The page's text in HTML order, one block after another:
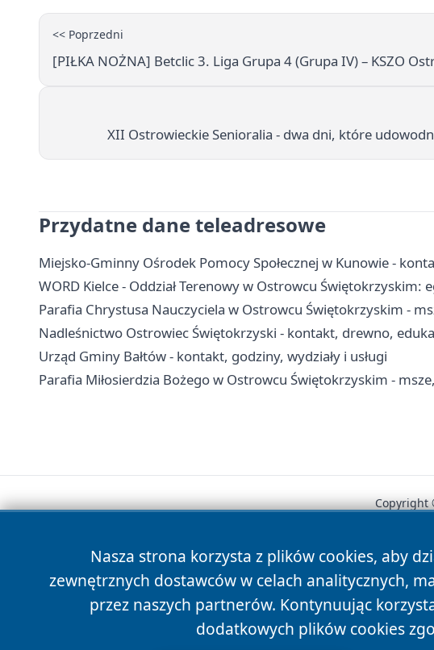
<< Poprzedni
[PIŁKA NOŻNA] Betclic 3. Liga Grupa 4 (Grupa IV) – KSZO
XII Ostrowieckie Senioralia - dwa dni, które
Przydatne dane teleadresowe
Miejsko-Gminny Ośrodek Pomocy Społecznej w Kunowie -
WORD Kielce - Oddział Terenowy w Ostrowcu Świętokrzyskim:
Parafia Chrystusa Nauczyciela w Ostrowcu Świętokrzyskim -
Nadleśnictwo Ostrowiec Świętokrzyski - kontakt, drewno,
Urząd Gminy Bałtów - kontakt, godziny, wydziały i usługi
Parafia Miłosierdzia Bożego w Ostrowcu Świętokrzyskim -
Nasza strona korzysta z plików cookies, aby
zewnętrznych dostawców w celach analitycznych,
przez naszych partnerów. Kontynuując
dodatkowych plików cookies
Copyright
News